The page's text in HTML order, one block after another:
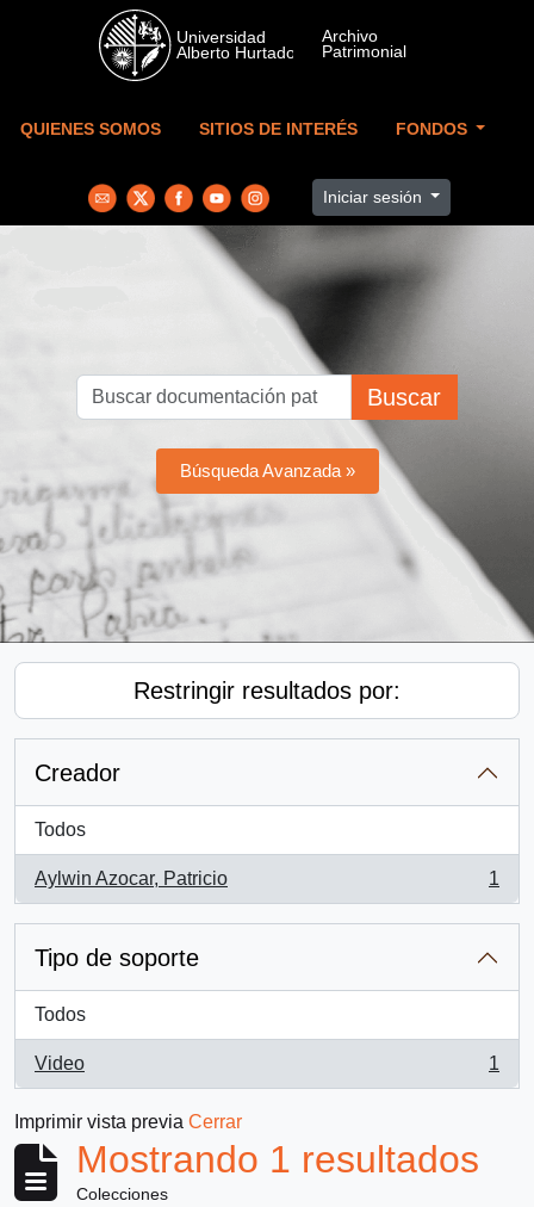
Skip to main content
QUIENES SOMOS SITIOS DE INTERÉS FONDOS
Iniciar sesión
Buscar
Búsqueda Avanzada »
Restringir resultados por:
Creador
Todos
Aylwin Azocar, Patricio
, 1 resultados
1
Tipo de soporte
Todos
Video
, 1 resultados
1
Imprimir vista previa Cerrar
Mostrando 1 resultados
Colecciones